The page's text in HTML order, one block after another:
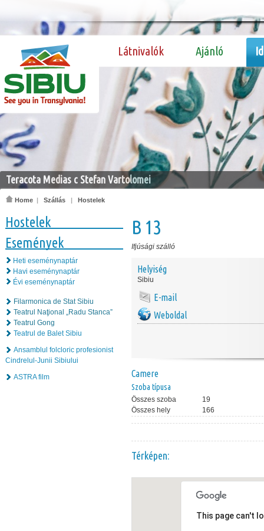
Látnivalók Ajánló
Teracota Medias c Stefan Vartolomei
Home | Szállás | Hostelek
Hostelek
Események
Heti eseménynaptár
Havi eseménynaptár
Évi eseménynaptár
Filarmonica de Stat Sibiu
Teatrul Naţional „Radu Stanca”
Teatrul Gong
Teatrul de Balet Sibiu
Ansamblul folcloric profesionist
Cindrelul-Junii Sibiului
ASTRA film
B 13
Ifjúsági szálló
Helyiség
Sibiu
E-mail
Weboldal
Camere
Szoba típusa
Összes szoba
19
Összes hely
166
Térképen:
This page can't